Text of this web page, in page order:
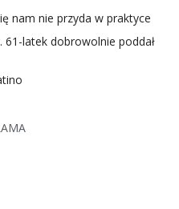
nam nie przyda w praktyce
61-latek dobrowolnie poddał